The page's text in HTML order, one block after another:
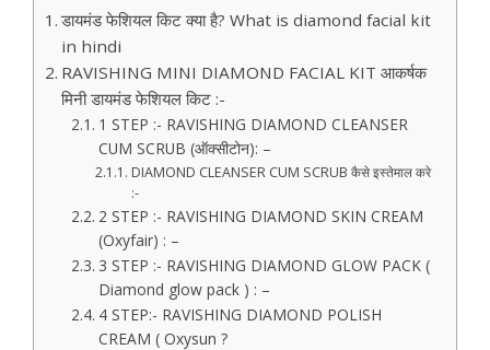
डायमंड फेशियल किट क्या है? What is diamond facial kit
in hindi
RAVISHING MINI DIAMOND FACIAL KIT आकर्षक
मिनी डायमंड फेशियल किट :-
1 STEP :- RAVISHING DIAMOND CLEANSER
CUM SCRUB (ऑक्सीटोन): –
DIAMOND CLEANSER CUM SCRUB कैसे इस्तेमाल करे
:-
2 STEP :- RAVISHING DIAMOND SKIN CREAM
(Oxyfair) : –
3 STEP :- RAVISHING DIAMOND GLOW PACK (
Diamond glow pack ) : –
4 STEP:- RAVISHING DIAMOND POLISH
CREAM ( Oxysun ?